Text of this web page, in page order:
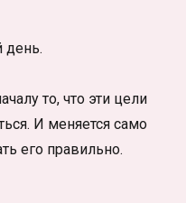
день.
то, что эти цели
И меняется само
его правильно.